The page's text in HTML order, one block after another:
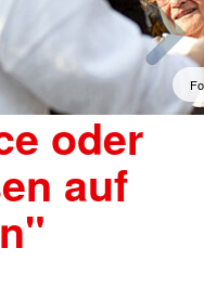
Foto: A. Zelck / DRK e.V.
oder
auf